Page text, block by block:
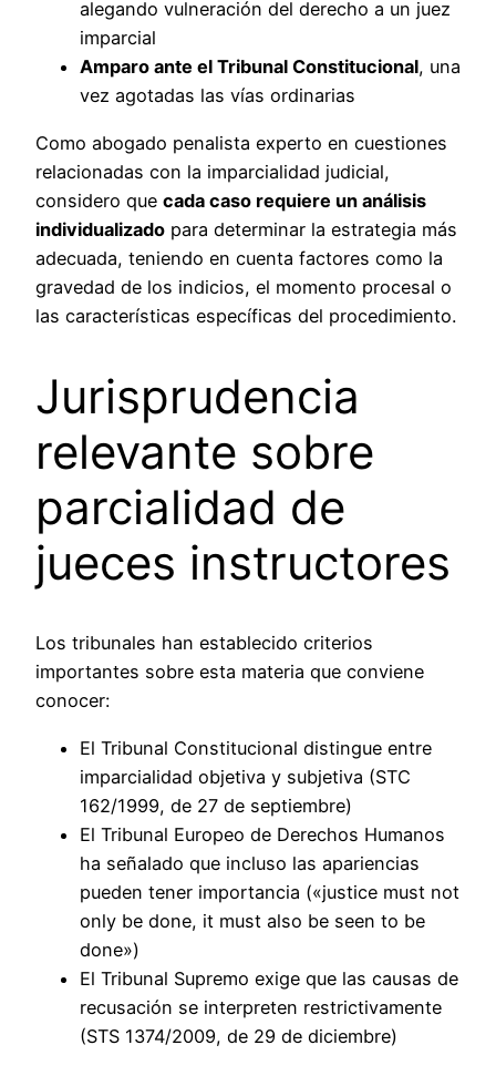
alegando vulneración del derecho a un juez
imparcial
Amparo ante el Tribunal Constitucional, una
vez agotadas las vías ordinarias
Como abogado penalista experto en cuestiones
relacionadas con la imparcialidad judicial,
considero que cada caso requiere un análisis
individualizado para determinar la estrategia más
adecuada, teniendo en cuenta factores como la
gravedad de los indicios, el momento procesal o
las características específicas del procedimiento.
Jurisprudencia
relevante sobre
parcialidad de
jueces instructores
Los tribunales han establecido criterios
importantes sobre esta materia que conviene
conocer:
El Tribunal Constitucional distingue entre
imparcialidad objetiva y subjetiva (STC
162/1999, de 27 de septiembre)
El Tribunal Europeo de Derechos Humanos
ha señalado que incluso las apariencias
pueden tener importancia («justice must not
only be done, it must also be seen to be
done»)
El Tribunal Supremo exige que las causas de
recusación se interpreten restrictivamente
(STS 1374/2009, de 29 de diciembre)